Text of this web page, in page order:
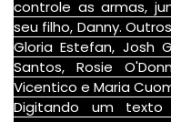
controle as armas,
seu filho, Danny. Outros
Gloria Estefan, Josh
Santos,
Rosie
Vicentico e Maria
Digitando um
texto